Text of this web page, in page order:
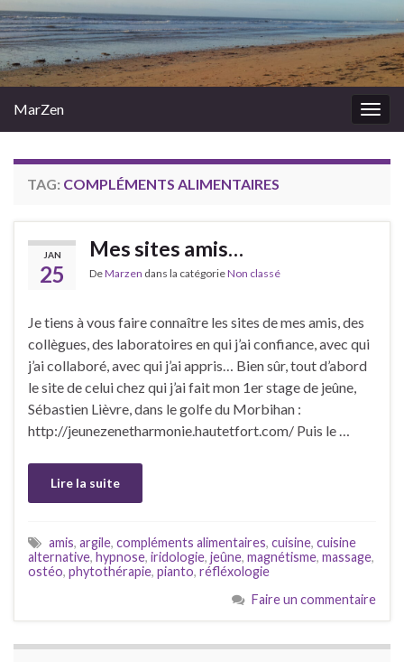
MarZen
TAG: COMPLÉMENTS ALIMENTAIRES
JAN
25
Mes sites amis…
DeMarzen dans la catégorieNon classé
Je tiens à vous faire connaître les sites de mes amis, des
collègues, des laboratoires en qui j’ai confiance, avec qui
j’ai collaboré, avec qui j’ai appris… Bien sûr, tout d’abord
le site de celui chez qui j’ai fait mon 1er stage de jeûne,
Sébastien Lièvre, dans le golfe du Morbihan :
http://jeunezenetharmonie.hautetfort.com/ Puis le …
Lire la suite
amis, argile, compléments alimentaires, cuisine, cuisine
alternative, hypnose, iridologie, jeûne, magnétisme, massage,
ostéo, phytothérapie, pianto, réfléxologie
Faire un commentaire